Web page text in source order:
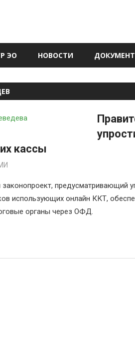
ЭО НОВОСТИ
кассы
законопроект, предусматривающий
использующих онлайн ККТ,
органы через ОФД.